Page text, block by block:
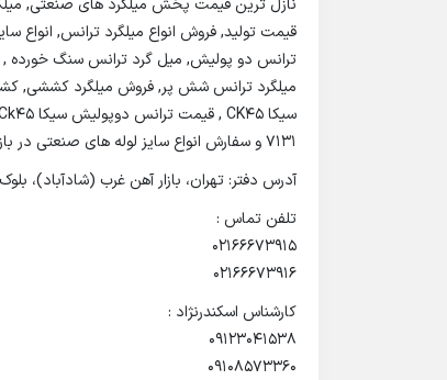
ترانس دو پولیش, میل گرد ترانس سنگ خورده ,
7131 و سفارش انواع سایز لوله های صنعتی در بازار آهن غرب تهران با ما تماس بگیرید.
آدرس دفتر: تهران، بازار آهن غرب (شادآباد)، بلوک۶ شمالی، پلاک ۲۱۳
تلفن تماس :
02166673915
02166673916
کارشناس اسکندرنژاد :
09123041538
09108573360